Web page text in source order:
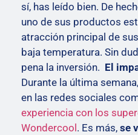
sí, has leído bien. De
uno de sus productos
atracción principal de
baja temperatura. Sin
pena la inversión. El
Durante la última
en las redes sociales
experiencia con los
Wondercool . Es más, se